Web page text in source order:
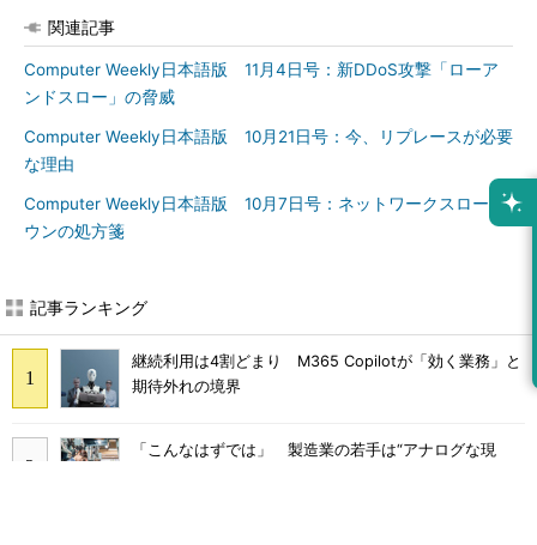
関連記事
Computer Weekly日本語版 11月4日号：新DDoS攻撃「ローア
ンドスロー」の脅威
Computer Weekly日本語版 10月21日号：今、リプレースが必要
な理由
Computer Weekly日本語版 10月7日号：ネットワークスローダ
ウンの処方箋
記事ランキング
継続利用は4割どまり M365 Copilotが「効く業務」と
期待外れの境界
「こんなはずでは」 製造業の若手は“アナログな現